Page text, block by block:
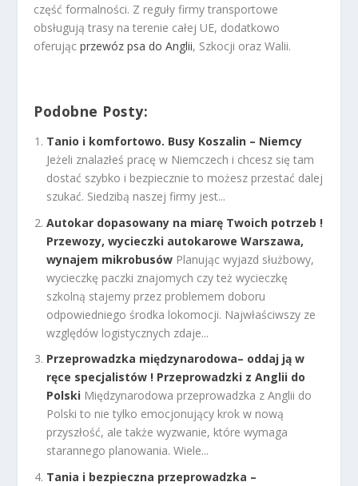
część formalności. Z reguły firmy transportowe
obsługują trasy na terenie całej UE, dodatkowo
oferującprzewóz psa do Anglii, Szkocji oraz Walii.
Podobne Posty:
Tanio i komfortowo. Busy Koszalin – Niemcy
Jeżeli znalazłeś pracę w Niemczech i chcesz się tam
dostać szybko i bezpiecznie to możesz przestać dalej
szukać. Siedzibą naszej firmy jest...
Autokar dopasowany na miarę Twoich potrzeb !
Przewozy, wycieczki autokarowe Warszawa,
wynajem mikrobusów Planując wyjazd służbowy,
wycieczkę paczki znajomych czy też wycieczkę
szkolną stajemy przez problemem doboru
odpowiedniego środka lokomocji. Najwłaściwszy ze
względów logistycznych zdaje...
Przeprowadzka międzynarodowa– oddaj ją w
ręce specjalistów ! Przeprowadzki z Anglii do
Polski Międzynarodowa przeprowadzka z Anglii do
Polski to nie tylko emocjonujący krok w nową
przyszłość, ale także wyzwanie, które wymaga
starannego planowania. Wiele...
Tania i bezpieczna przeprowadzka –